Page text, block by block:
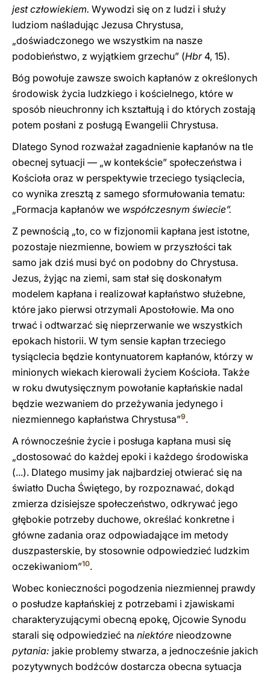
jest człowiekiem. Wywodzi się on z ludzi i służy
ludziom naśladując Jezusa Chrystusa,
„doświadczonego we wszystkim na nasze
podobieństwo, z wyjątkiem grzechu” (Hbr4, 15).
Bóg powołuje zawsze swoich kapłanów z określonych
środowisk życia ludzkiego i kościelnego, które w
sposób nieuchronny ich kształtują i do których zostają
potem posłani z posługą Ewangelii Chrystusa.
Dlatego Synod rozważał zagadnienie kapłanów na tle
obecnej sytuacji — „w kontekście” społeczeństwa i
Kościoła oraz w perspektywie trzeciego tysiąclecia,
co wynika zresztą z samego sformułowania tematu:
„Formacja kapłanów we współczesnym świecie”.
Z pewnością „to, co w fizjonomii kapłana jest istotne,
pozostaje niezmienne, bowiem w przyszłości tak
samo jak dziś musi być on podobny do Chrystusa.
Jezus, żyjąc na ziemi, sam stał się doskonałym
modelem kapłana i realizował kapłaństwo służebne,
które jako pierwsi otrzymali Apostołowie. Ma ono
trwać i odtwarzać się nieprzerwanie we wszystkich
epokach historii. W tym sensie kapłan trzeciego
tysiąclecia będzie kontynuatorem kapłanów, którzy w
minionych wiekach kierowali życiem Kościoła. Także
w roku dwutysięcznym powołanie kapłańskie nadal
będzie wezwaniem do przeżywania jedynego i
niezmiennego kapłaństwa Chrystusa”9.
A równocześnie życie i posługa kapłana musi się
„dostosować do każdej epoki i każdego środowiska
(...). Dlatego musimy jak najbardziej otwierać się na
światło Ducha Świętego, by rozpoznawać, dokąd
zmierza dzisiejsze społeczeństwo, odkrywać jego
głębokie potrzeby duchowe, określać konkretne i
główne zadania oraz odpowiadające im metody
duszpasterskie, by stosownie odpowiedzieć ludzkim
oczekiwaniom”10.
Wobec konieczności pogodzenia niezmiennej prawdy
o posłudze kapłańskiej z potrzebami i zjawiskami
charakteryzującymi obecną epokę, Ojcowie Synodu
starali się odpowiedzieć na niektóre nieodzowne
pytania: jakie problemy stwarza, a jednocześnie jakich
pozytywnych bodźców dostarcza obecna sytuacja